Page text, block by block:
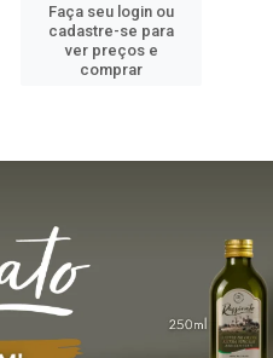
Faça seu login ou
cadastre-se para
ver preços e
comprar